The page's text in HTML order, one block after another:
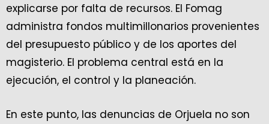
explicarse por falta de recursos. El Fomag
administra fondos multimillonarios provenientes
del presupuesto público y de los aportes del
magisterio. El problema central está en la
ejecución, el control y la planeación.
En este punto, las denuncias de Orjuela no son